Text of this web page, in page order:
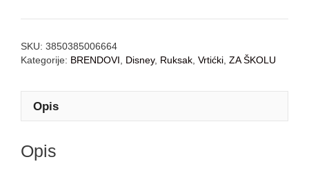
SKU: 3850385006664
Kategorije: BRENDOVI , Disney, Ruksak, Vrtićki, ZA ŠKOLU
Opis
Opis